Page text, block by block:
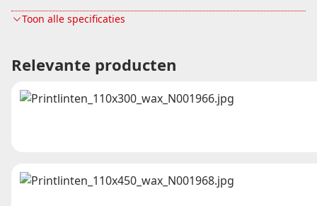
Wikkeling lint
Toon alle specificaties
Relevante producten